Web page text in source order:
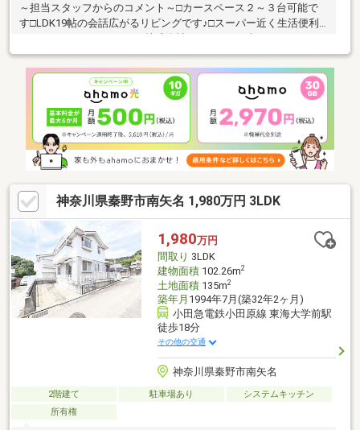
～担当スタッフからのコメント～□カースペース２～３台可能で
す□LDK19帖の会話広がるリビングです♪□スーパー近く生活便利
１９：００まで現地案内会開催しておりますので、お気軽にお問
い合わせください。
***********************************************また、お客様そ
れぞれのご条件、ご状況に適した住宅ローンを当社スタッフがご
提案させていただきます。既存のお借入れや、新規住宅ローンに
ついても、お気楽にご相談ください。※金利については審査によ
り異なります。
神奈川県秦野市南矢名 1,980万円 3LDK
1,980万円
間取り 3LDK
建物面積102.26m2
土地面積135m2
築年月 1994年7月(築32年2ヶ月)
小田急電鉄小田原線 東海大学前駅
徒歩18分
その他の交通
神奈川県秦野市南矢名
2階建て 駐車場あり
システムキッチン
所有権